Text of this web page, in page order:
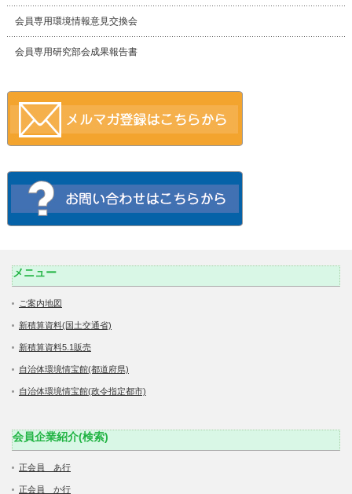
会員専用環境情報意見交換会
会員専用研究部会成果報告書
メニュー
ご案内地図
新積算資料(国土交通省)
新積算資料5.1販売
自治体環境情宝館(都道府県)
自治体環境情宝館(政令指定都市)
会員企業紹介(検索)
正会員 あ行
正会員 か行